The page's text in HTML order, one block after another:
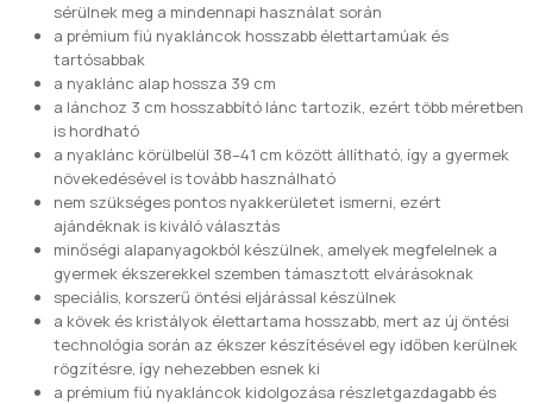
sérülnek meg a mindennapi használat során
a prémium fiú nyakláncok hosszabb élettartamúak és
tartósabbak
a nyaklánc alap hossza 39 cm
a lánchoz 3 cm hosszabbító lánc tartozik, ezért több méretben
is hordható
a nyaklánc körülbelül 38–41 cm között állítható, így a gyermek
növekedésével is tovább használható
nem szükséges pontos nyakkerületet ismerni, ezért
ajándéknak is kiváló választás
minőségi alapanyagokból készülnek, amelyek megfelelnek a
gyermek ékszerekkel szemben támasztott elvárásoknak
speciális, korszerű öntési eljárással készülnek
a kövek és kristályok élettartama hosszabb, mert az új öntési
technológia során az ékszer készítésével egy időben kerülnek
rögzítésre, így nehezebben esnek ki
a prémium fiú nyakláncok kidolgozása részletgazdagabb és